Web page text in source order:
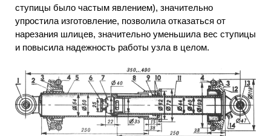
ступицы было частым явлением), значительно
упростила изготовление, позволила отказаться от
нарезания шлицев, значительно уменьшила вес ступицы
и повысила надежность работы узла в целом.